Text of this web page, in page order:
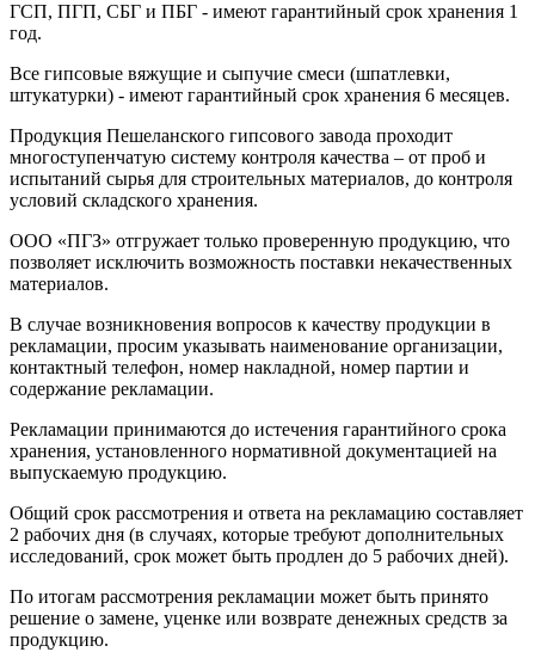
ГСП, ПГП, СБГ и ПБГ - имеют гарантийный срок хранения 1
год.
Все гипсовые вяжущие и сыпучие смеси (шпатлевки,
штукатурки) - имеют гарантийный срок хранения 6 месяцев.
Продукция Пешеланского гипсового завода проходит
многоступенчатую систему контроля качества – от проб и
испытаний сырья для строительных материалов, до контроля
условий складского хранения.
ООО «ПГЗ» отгружает только проверенную продукцию, что
позволяет исключить возможность поставки некачественных
материалов.
В случае возникновения вопросов к качеству продукции в
рекламации, просим указывать наименование организации,
контактный телефон, номер накладной, номер партии и
содержание рекламации.
Рекламации принимаются до истечения гарантийного срока
хранения, установленного нормативной документацией на
выпускаемую продукцию.
Общий срок рассмотрения и ответа на рекламацию составляет
2 рабочих дня (в случаях, которые требуют дополнительных
исследований, срок может быть продлен до 5 рабочих дней).
По итогам рассмотрения рекламации может быть принято
решение о замене, уценке или возврате денежных средств за
продукцию.